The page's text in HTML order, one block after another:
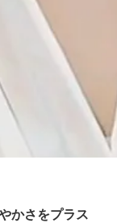
かさをプラス